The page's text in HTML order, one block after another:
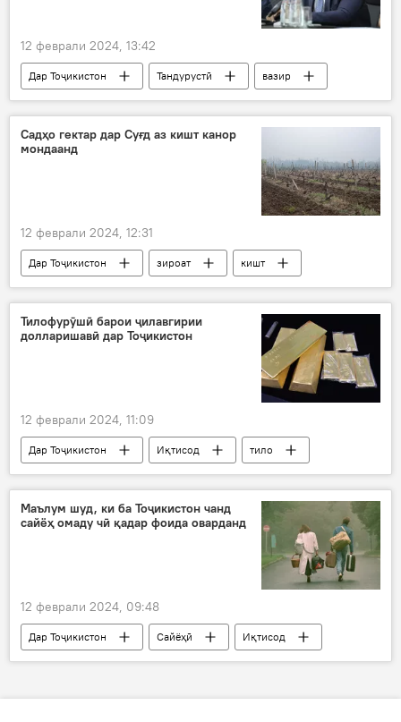
12 феврали 2024, 13:42
Дар Тоҷикистон Тандурустӣ
вазир
Ҷамолиддин Абдуллозода
кор
Садҳо гектар дар Суғд аз кишт канор
мондаанд
12 феврали 2024, 12:31
Дар Тоҷикистон зироат
кишт
замин
парвариш Суғд
Тилофурӯшӣ барои ҷилавгирии
долларишавӣ дар Тоҷикистон
12 феврали 2024, 11:09
Дар Тоҷикистон Иқтисод
тило
фурӯш
пул сомонӣ
Маълум шуд, ки ба Тоҷикистон чанд
сайёҳ омаду чӣ қадар фоида оварданд
12 феврали 2024, 09:48
Дар Тоҷикистон Сайёҳӣ
Иқтисод
боздид
Русия Чин
Туркия